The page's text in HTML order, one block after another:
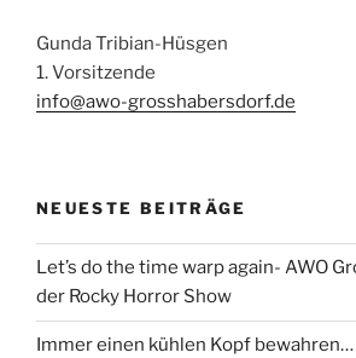
Gunda Tribian-Hüsgen
1. Vorsitzende
info@awo-grosshabersdorf.de
NEUESTE BEITRÄGE
Let’s do the time warp again- AWO
der Rocky Horror Show
Immer einen kühlen Kopf bewahren…